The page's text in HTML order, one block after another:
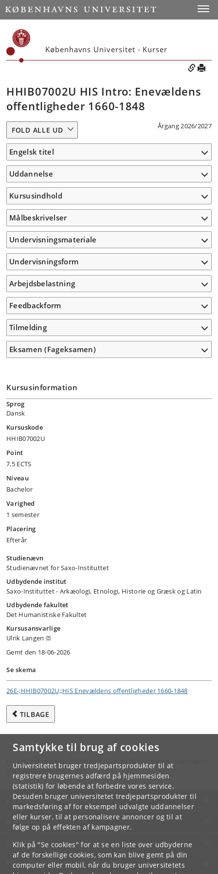
Samtykke til brug af cookies
Universitetet bruger tredjepartsprodukter til at
registrere brugernes adfærd på hjemmesiden
(statistik) for løbende at forbedre vores service.
Desuden bruger universitetet tredjepartsprodukter til
markedsføring af for eksempel udvalgte uddannelser
eller kurser, til at personalisere annoncer og til at
følge op på effekten af kampagner.
Klik på "Se cookies" for at se en liste over udbyderne
af de forskellige cookies, som kan blive gemt på din
computer eller mobil, når du bruger universitetets
Københavns Universitet - Kurser
HHIB07002U HIS Intro: Enevældens
offentligheder 1660-1848
Årgang 2026/2027
FOLD ALLE UD
Engelsk titel
Uddannelse
Kursusindhold
Målbeskrivelser
Undervisningsmateriale
Undervisningsform
Arbejdsbelastning
Feedbackform
Tilmelding
Eksamen (Fageksamen)
Kursusinformation
Sprog
Dansk
Kursuskode
HHIB07002U
Point
7,5 ECTS
Niveau
Bachelor
Varighed
1 semester
Placering
Efterår
Studienævn
Studienævnet for Saxo-Instituttet
Udbydende institut
Saxo-Instituttet - Arkæologi, Etnologi, Historie og Græsk og Latin
Udbydende fakultet
Det Humanistiske Fakultet
Kursusansvarlige
Ulrik Langen
Gemt den 18-06-2026
Se skema
26E-;HHIB07002U;;HIS Enevældens offentligheder 1660-1848
TILBAGE
Hvis du har spørgsmål til kurset, skal du henvende dig til din lokale
studieadministration.
KØBENHAVNS UNIVERSITET
KONTAKT
SERVICES
FOR STUDERENDE OG ANSATTE